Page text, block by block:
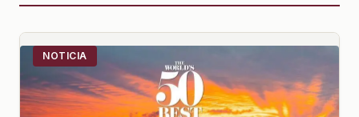
NOTICIA